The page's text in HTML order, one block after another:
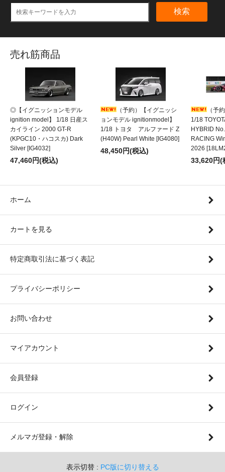
検索
売れ筋商品
◎【イグニッションモデル
ignition model】 1/18 日産ス
カイライン 2000 GT-R
(KPGC10・ハコスカ) Dark
Silver [IG4032]
47,460円(税込)
（予約）【イグニッシ
ョンモデル ignitionmodel】
1/18 トヨタ アルファード Z
(H40W) Pearl White [IG4080]
48,450円(税込)
（予
1/18
HYBRID
RACING
2026
33,620円(
ホーム
カートを見る
特定商取引法に基づく表記
プライバシーポリシー
お問い合わせ
マイアカウント
会員登録
ログイン
メルマガ登録・解除
表示切替 : PC版に切り替える